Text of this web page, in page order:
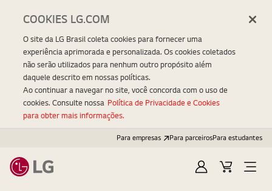
Para empresas Para parceirosPara estudantes
EntrarCarrinhoOpen
COOKIES LG.COM
O site da LG Brasil coleta cookies para fornecer uma
experiência aprimorada e personalizada. Os cookies coletados
não serão utilizados para nenhum outro propósito além
daquele descrito em nossas políticas.
Ao continuar a navegar no site, você concorda com o uso de
cookies. Consulte nossa Política de Privacidade e Cookies
para obter mais informações.